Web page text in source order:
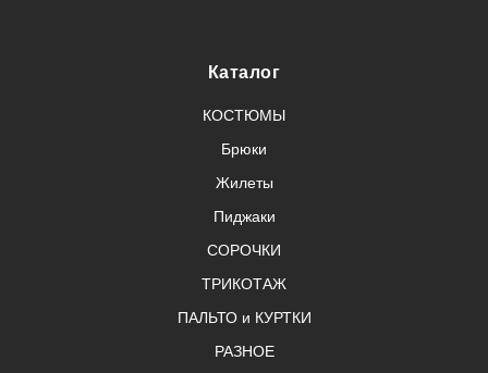
Каталог
КОСТЮМЫ
Брюки
Жилеты
Пиджаки
СОРОЧКИ
ТРИКОТАЖ
ПАЛЬТО и КУРТКИ
РАЗНОЕ